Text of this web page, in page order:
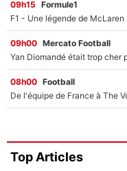
09h15 Formule1
09h00 Mercato Football
08h00 Football
Top Articles